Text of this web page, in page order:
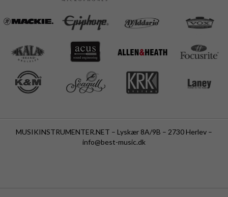
MUSIKINSTRUMENTER.NET – Lyskær 8A/9B – 2730 Herlev –
info@best-music.dk